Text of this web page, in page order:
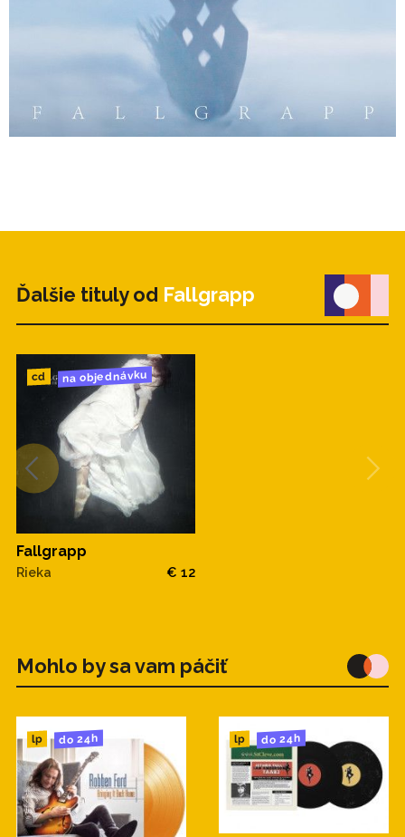
Ďalšie tituly od Fallgrapp
cd na objednávku
Fallgrapp
Rieka € 12
Mohlo by sa vam páčiť
lp do 24h lp do 24h